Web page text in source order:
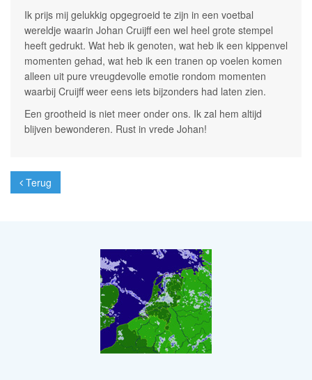
Ik prijs mij gelukkig opgegroeid te zijn in een voetbal
wereldje waarin Johan Cruijff een wel heel grote stempel
heeft gedrukt. Wat heb ik genoten, wat heb ik een kippenvel
momenten gehad, wat heb ik een tranen op voelen komen
alleen uit pure vreugdevolle emotie rondom momenten
waarbij Cruijff weer eens iets bijzonders had laten zien.
Een grootheid is niet meer onder ons. Ik zal hem altijd
blijven bewonderen. Rust in vrede Johan!
Terug